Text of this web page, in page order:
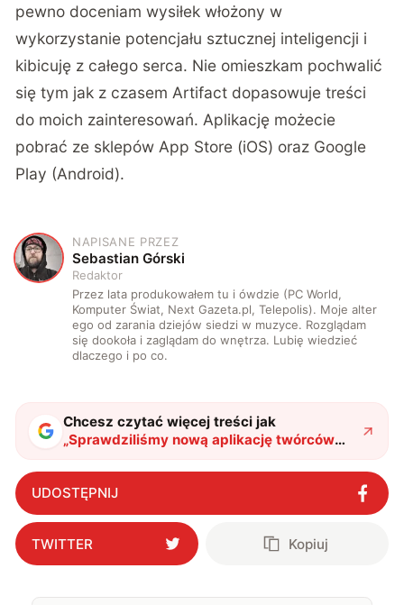
pewno doceniam wysiłek włożony w
wykorzystanie potencjału sztucznej inteligencji i
kibicuję z całego serca. Nie omieszkam pochwalić
się tym jak z czasem Artifact dopasowuje treści
do moich zainteresowań. Aplikację możecie
pobrać ze sklepów App Store (iOS) oraz Google
Play (Android).
S
NAPISANE PRZEZ
Sebastian Górski
Redaktor
Przez lata produkowałem tu i ówdzie (PC World,
Komputer Świat, Next Gazeta.pl, Telepolis). Moje alter
ego od zarania dziejów siedzi w muzyce. Rozglądam
się dookoła i zaglądam do wnętrza. Lubię wiedzieć
dlaczego i po co.
Chcesz czytać więcej treści jak
„Sprawdziliśmy nową aplikację twórców
Instagrama. Artifact to przedziwna
kombinacja"?
UDOSTĘPNIJ
TWITTER Kopiuj